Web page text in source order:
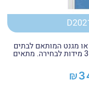
מגנט המותאם לבתים
פרטיים ומשרדים. מידות הטפט קיים 3 מידות לבחירה. מתאים
₪